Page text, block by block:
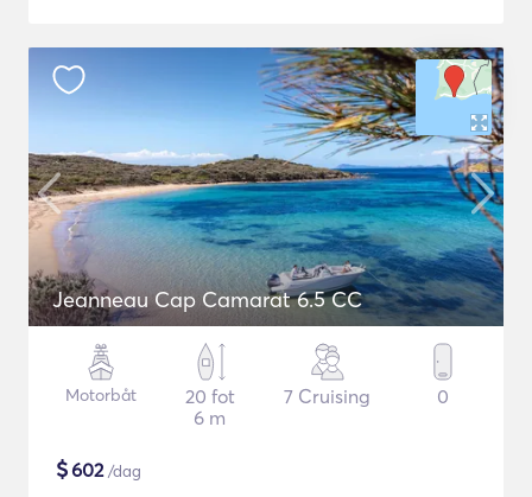
Jeanneau Cap Camarat 6.5 CC
Motorbåt
20 fot
6 m
7 Cruising 0
$602/dag